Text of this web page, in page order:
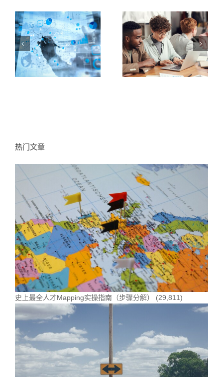
史上最全猎头BD
流程攻略（内含
关键Q&A）
今天公开猎头顾
问业绩过百万的
秘密 | 谷露猎头
系统3.0版谍报速
热门文章
史上最全人才Mapping实操指南（步骤分解） (29,811)